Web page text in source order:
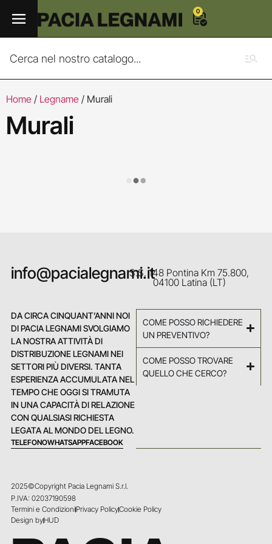
0
Home / Legname / Murali
Murali
info@pacialegnami.itS.S. 148 Pontina Km 75.800,
04100 Latina (LT)
DA CIRCA CINQUANT’ANNI NOI
DI PACIA LEGNAMI SVOLGIAMO
LA NOSTRA ATTIVITÀ DI
DISTRIBUZIONE LEGNAMI NEI
SETTORI PIÙ DIVERSI. TANTA
ESPERIENZA ACCUMULATA NEL
TEMPO CHE OGGI SI TRAMUTA
IN UNA CAPACITÀ DI RELAZIONE
CON QUALSIASI RICHIESTA
LEGATA AL MONDO DEL LEGNO.
TELEFONOWHATSAPPFACEBOOK
COME POSSO RICHIEDERE
UN PREVENTIVO?
COME POSSO TROVARE
QUELLO CHE CERCO?
2025©Copyright Pacia Legnami S.r.l.
P.IVA: 02037190598
Termini e CondizioniPrivacy PolicyCookie Policy
Design byHUD